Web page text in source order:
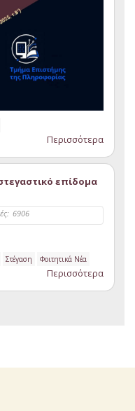
Περισσότερα
επίδομα
6906
Στέγαση Φοιτητικά Νέα
Περισσότερα